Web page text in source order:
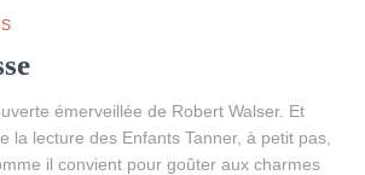
émerveillée de Robert Walser. Et
la lecture des Enfants Tanner, à petit pas,
il convient pour goûter aux charmes